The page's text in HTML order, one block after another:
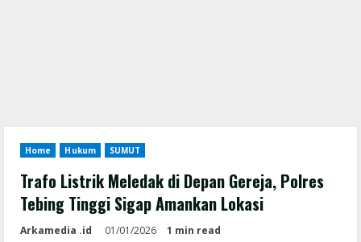
Home Hukum SUMUT
Trafo Listrik Meledak di Depan Gereja, Polres
Tebing Tinggi Sigap Amankan Lokasi
Arkamedia .id 01/01/2026 1 min read